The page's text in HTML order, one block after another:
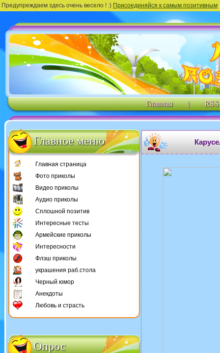
Предупреждаем здесь очень весело ! :) Присоединяйся к самым позитивным
Главная | RSS
Главное меню
Главная страница
Фото приколы
Видео приколы
Аудио приколы
Сплошной позитив
Интересные тесты
Армейские приколы
Интересности
Флэш приколы
украшения раб.стола
Черный юмор
Анекдоты
Любовь и страсть
Опрос